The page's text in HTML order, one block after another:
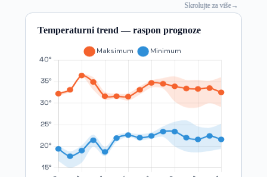
Skrolujte za više→
Temperaturni trend — raspon prognoze